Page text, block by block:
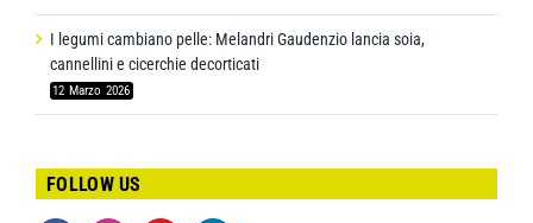
I legumi cambiano pelle: Melandri Gaudenzio lancia soia,
cannellini e cicerchie decorticati
12 Marzo 2026
FOLLOW US